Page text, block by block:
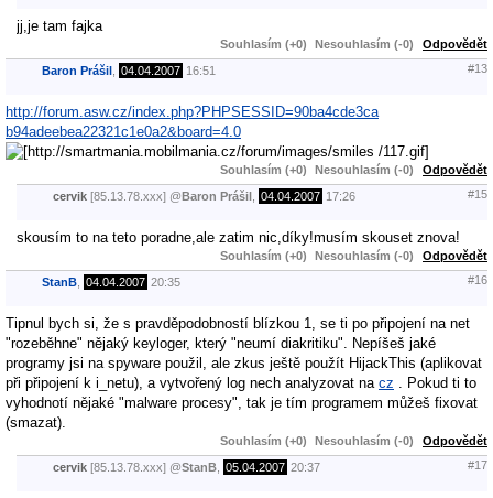
jj,je tam fajka
Souhlasím (+0) Nesouhlasím (-0) Odpovědět
Baron Prášil 04.04.2007 16:51 #13
http://forum.asw.cz/index.php?PHPSESSID=90ba4cde3ca
b94adeebea22321c1e0a2&board=4.0
Souhlasím (+0) Nesouhlasím (-0) Odpovědět
cervik [85.13.78.xxx] @Baron Prášil 04.04.2007 17:26 #15
skousím to na teto poradne,ale zatim nic,díky!musím skouset znova!
Souhlasím (+0) Nesouhlasím (-0) Odpovědět
StanB 04.04.2007 20:35 #16
Tipnul bych si, že s pravděpodobností blízkou 1, se ti po připojení na net
"rozeběhne" nějaký keyloger, který "neumí diakritiku". Nepíšeš jaké
programy jsi na spyware použil, ale zkus ještě použít HijackThis (aplikovat
při připojení k i_netu), a vytvořený log nech analyzovat na cz . Pokud ti to
vyhodnotí nějaké "malware procesy", tak je tím programem můžeš fixovat
(smazat).
Souhlasím (+0) Nesouhlasím (-0) Odpovědět
cervik [85.13.78.xxx] @StanB 05.04.2007 20:37 #17